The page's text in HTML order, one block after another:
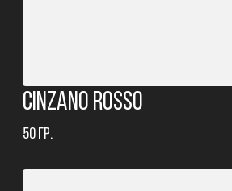
Cinzano Rosso
50 ГР.